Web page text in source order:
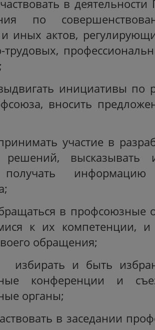
в деятельности
по
иных актов,
трудовых,
инициативы по
вносить
участие в
решений, высказывать
в профсоюзные
к их компетенции, и
обращения;
и быть
конференции и
органы;
в заседании